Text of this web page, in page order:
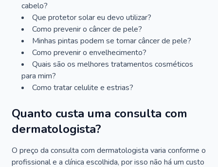
cabelo?
Que protetor solar eu devo utilizar?
Como prevenir o câncer de pele?
Minhas pintas podem se tornar câncer de pele?
Como prevenir o envelhecimento?
Quais são os melhores tratamentos cosméticos
para mim?
Como tratar celulite e estrias?
Quanto custa uma consulta com
dermatologista?
O preço da consulta com dermatologista varia conforme o
profissional e a clínica escolhida, por isso não há um custo